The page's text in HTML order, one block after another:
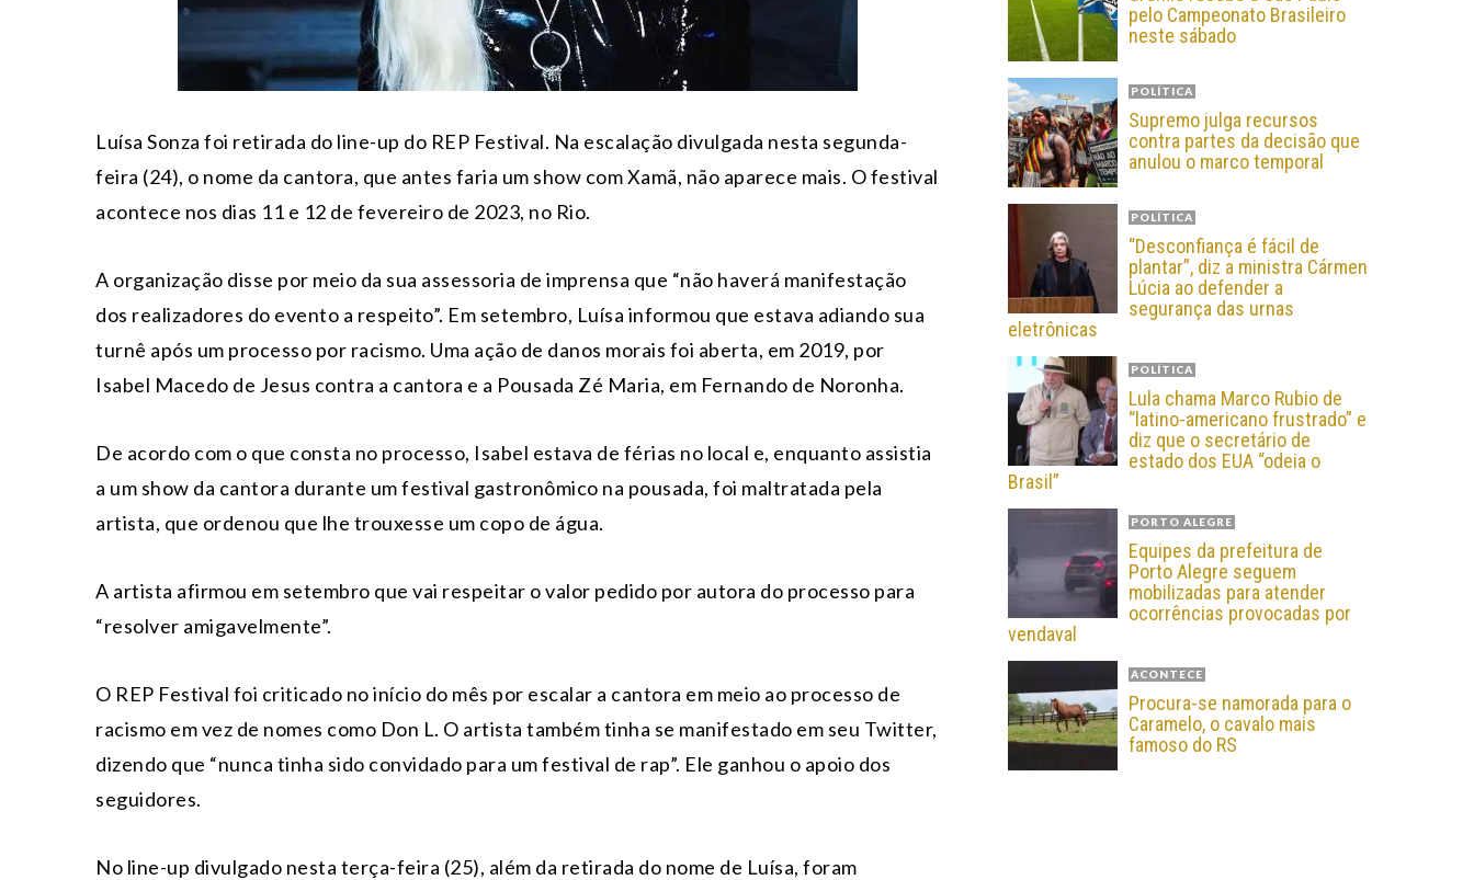
Luísa Sonza foi retirada do line-up do REP Festival. Na escalação divulgada nesta segunda-
feira (24), o nome da cantora, que antes faria um show com Xamã, não aparece mais. O festival
acontece nos dias 11 e 12 de fevereiro de 2023, no Rio.
A organização disse por meio da sua assessoria de imprensa que “não haverá manifestação
dos realizadores do evento a respeito”. Em setembro, Luísa informou que estava adiando sua
turnê após um processo por racismo. Uma ação de danos morais foi aberta, em 2019, por
Isabel Macedo de Jesus contra a cantora e a Pousada Zé Maria, em Fernando de Noronha.
De acordo com o que consta no processo, Isabel estava de férias no local e, enquanto assistia
a um show da cantora durante um festival gastronômico na pousada, foi maltratada pela
artista, que ordenou que lhe trouxesse um copo de água.
A artista afirmou em setembro que vai respeitar o valor pedido por autora do processo para
“resolver amigavelmente”.
O REP Festival foi criticado no início do mês por escalar a cantora em meio ao processo de
racismo em vez de nomes como Don L. O artista também tinha se manifestado em seu Twitter,
dizendo que “nunca tinha sido convidado para um festival de rap”. Ele ganhou o apoio dos
seguidores.
No line-up divulgado nesta terça-feira (25), além da retirada do nome de Luísa, foram
pelo Campeonato Brasileiro
neste sábado
POLÍTICA
Supremo julga recursos
contra partes da decisão que
anulou o marco temporal
POLÍTICA
“Desconfiança é fácil de
plantar”, diz a ministra Cármen
Lúcia ao defender a
segurança das urnas
eletrônicas
POLÍTICA
Lula chama Marco Rubio de
“latino-americano frustrado” e
diz que o secretário de
estado dos EUA “odeia o
Brasil”
PORTO ALEGRE
Equipes da prefeitura de
Porto Alegre seguem
mobilizadas para atender
ocorrências provocadas por
vendaval
ACONTECE
Procura-se namorada para o
Caramelo, o cavalo mais
famoso do RS